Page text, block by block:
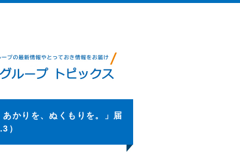
あかりを、ぬくもりを。」届
）